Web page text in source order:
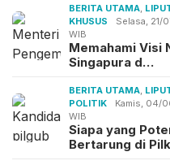
BERITA UTAMA
KHUSUS
Selasa, 21/
WIB
Memahami Visi
Singapura d…
BERITA UTAMA
POLITIK
Kamis, 04/
WIB
Siapa yang
Bertarung di